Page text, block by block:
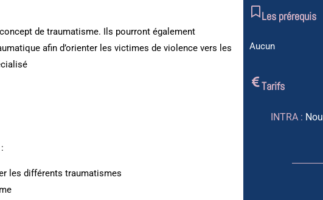
de traumatisme. Ils pourront également
afin d’orienter les victimes de violence vers les
les différents traumatismes
Les prérequis
Aucun
Tarifs
INTRA :